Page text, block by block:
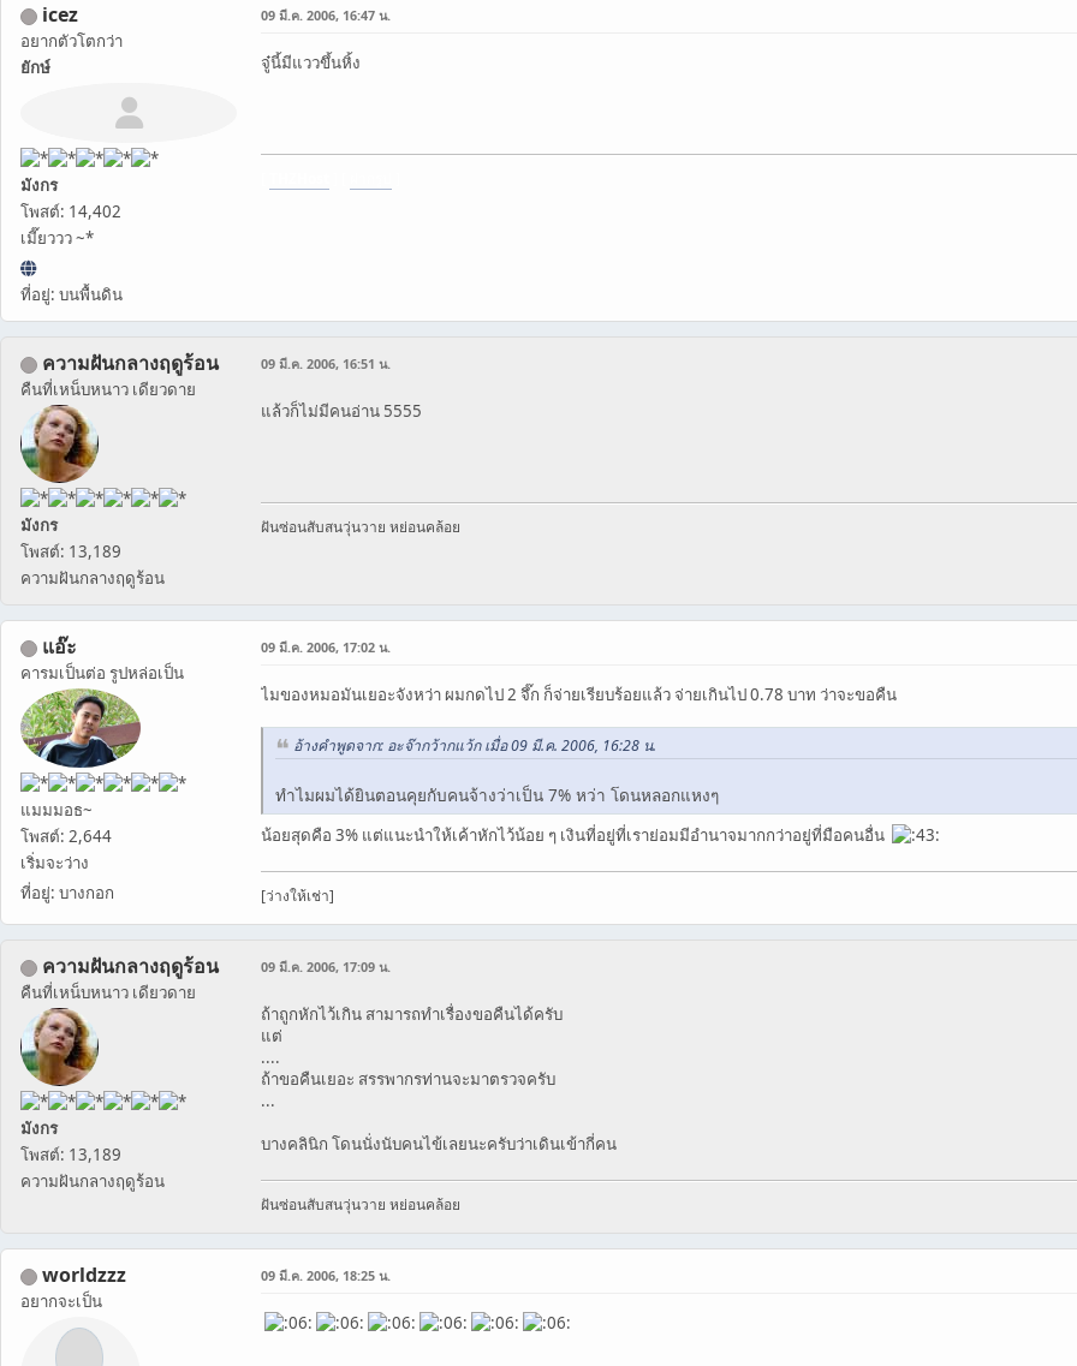
icez
อยากตัวโตกว่า
ยักษ์
มังกร
โพสต์: 14,402
เมี๊ยววว ~*
ที่อยู่: บนพื้นดิน
09 มี.ค. 2006, 16:47 น.
จู๋นี้มีแววขึ้นหิ้ง
ความฝันกลางฤดูร้อน
คืนที่เหน็บหนาว เดียวดาย
มังกร
โพสต์: 13,189
ความฝันกลางฤดูร้อน
09 มี.ค. 2006, 16:51 น.
แล้วก็ไม่มีคนอ่าน 5555
ฝันซ่อนสับสนวุ่นวาย หย่อนคล้อย
แอ๊ะ
คารมเป็นต่อ รูปหล่อเป็น
แมมมอธ~
โพสต์: 2,644
เริ่มจะว่าง
ที่อยู่: บางกอก
09 มี.ค. 2006, 17:02 น.
ไมของหมอมันเยอะจังหว่า ผมกดไป 2 จึ๊ก ก็จ่ายเรียบร้อยแล้ว จ่ายเกินไป 0.78 บาท ว่าจะขอคืน
อ้างคำพูดจาก: อะจ๊ากว้ากแว้ก เมื่อ 09 มี.ค. 2006, 16:28 น.
ทำไมผมได้ยินตอนคุยกับคนจ้างว่าเป็น 7% หว่า โดนหลอกแหงๆ
น้อยสุดคือ 3% แต่แนะนำให้เค้าหักไว้น้อย ๆ เงินที่อยู่ที่เราย่อมมีอำนาจมากกว่าอยู่ที่มือคนอื่น
[ว่างให้เช่า]
ความฝันกลางฤดูร้อน
คืนที่เหน็บหนาว เดียวดาย
มังกร
โพสต์: 13,189
ความฝันกลางฤดูร้อน
09 มี.ค. 2006, 17:09 น.
ถ้าถูกหักไว้เกิน สามารถทำเรื่องขอคืนได้ครับ
แต่
....
ถ้าขอคืนเยอะ สรรพากรท่านจะมาตรวจครับ
...
บางคลินิก โดนนั่งนับคนไข้เลยนะครับว่าเดินเข้ากี่คน
ฝันซ่อนสับสนวุ่นวาย หย่อนคล้อย
worldzzz
อยากจะเป็น
09 มี.ค. 2006, 18:25 น.